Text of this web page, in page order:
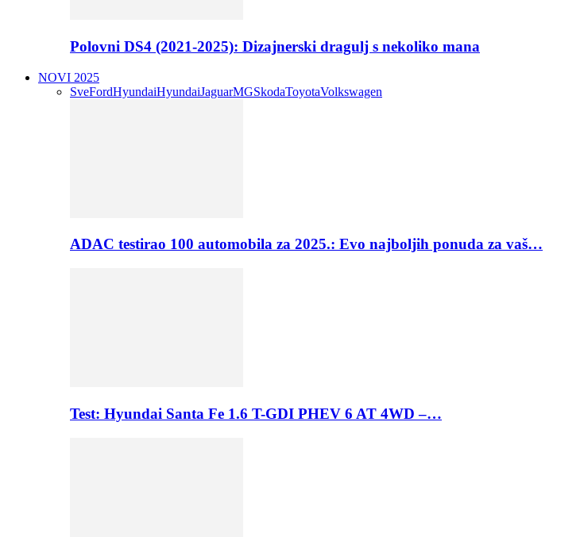
Polovni DS4 (2021-2025): Dizajnerski dragulj s nekoliko mana
NOVI 2025
SveFordHyundaiHyundaiJaguarMGSkodaToyotaVolkswagen
ADAC testirao 100 automobila za 2025.: Evo najboljih ponuda za vaš…
Test: Hyundai Santa Fe 1.6 T-GDI PHEV 6 AT 4WD –…